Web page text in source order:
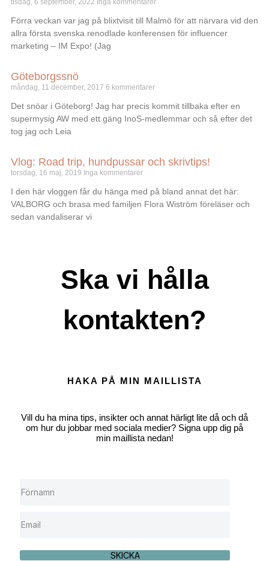
Förra veckan var jag på blixtvisit till Malmö för att närvara vid den
allra första svenska renodlade konferensen för influencer
marketing – IM Expo! (Jag
Göteborgssnö
måndag, 11 december, 2017 6 kommentarer
Det snöar i Göteborg! Jag har precis kommit tillbaka efter en
supermysig AW med ett gäng InoS-medlemmar och så efter det
tog jag och Leia
Vlog: Road trip, hundpussar och skrivtips!
torsdag, 16 maj, 2019 Inga kommentarer
I den här vloggen får du hänga med på bland annat det här:
VALBORG och brasa med familjen Flora Wiström föreläser och
sedan vandaliserar vi
Ska vi hålla
kontakten?
HAKA PÅ MIN MAILLISTA
Vill du ha mina tips, insikter och annat härligt lite då och då
om hur du jobbar med sociala medier? Signa upp dig på
min maillista nedan!
SKICKA